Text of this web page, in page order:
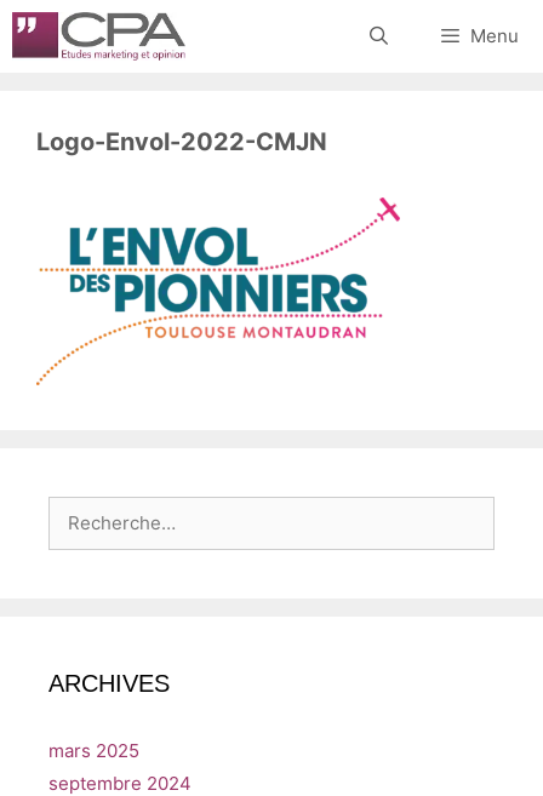
Aller
au
Menu
Logo-Envol-2022-CMJN
ARCHIVES
mars 2025
septembre 2024